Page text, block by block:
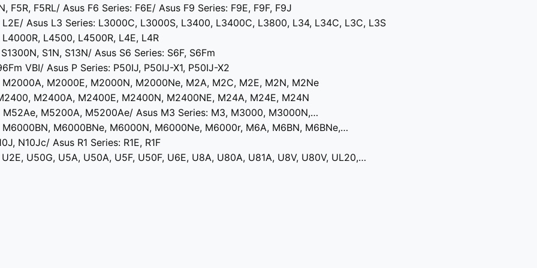
F5R, F5RL/ Asus F6 Series: F6E/ Asus F9 Series: F9E, F9F, F9J
Asus L3 Series: L3000C, L3000S, L3400, L3400C, L3800, L34, L34C, L3C, L3S
L4500, L4500R, L4E, L4R
S1N, S13N/ Asus S6 Series: S6F, S6Fm
VBI/ Asus P Series: P50IJ, P50IJ-X1, P50IJ-X2
M2000E, M2000N, M2000Ne, M2A, M2C, M2E, M2N, M2Ne
M2400A, M2400E, M2400N, M2400NE, M24A, M24E, M24N
M52Ae, M5200A, M5200Ae/ Asus M3 Series: M3, M3000, M3000N,…
M6000BNe, M6000N, M6000Ne, M6000r, M6A, M6BN, M6BNe,…
N10Jc/ Asus R1 Series: R1E, R1F
U2E, U50G, U5A, U50A, U5F, U50F, U6E, U8A, U80A, U81A, U8V, U80V, UL20,…